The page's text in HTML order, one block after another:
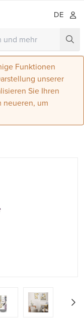
DE
Funktionen
unserer
Sie Ihren
neueren, um